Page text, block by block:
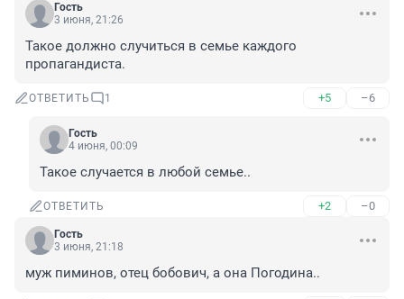
Гость
3 июня, 21:26
Такое должно случиться в семье каждого
пропагандиста.
ОТВЕТИТЬ 1 +5 –6
Гость
4 июня, 00:09
Такое случается в любой семье..
ОТВЕТИТЬ +2 –0
Гость
3 июня, 21:18
муж пиминов, отец бобович, а она Погодина..